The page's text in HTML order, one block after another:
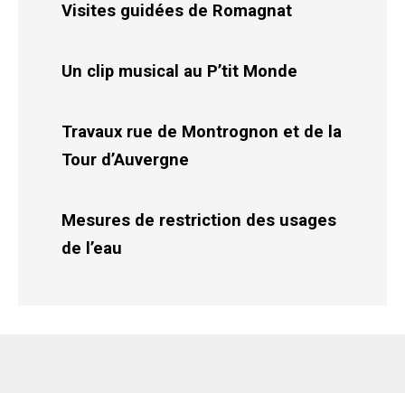
Visites guidées de Romagnat
Un clip musical au P’tit Monde
Travaux rue de Montrognon et de la
Tour d’Auvergne
Mesures de restriction des usages
de l’eau